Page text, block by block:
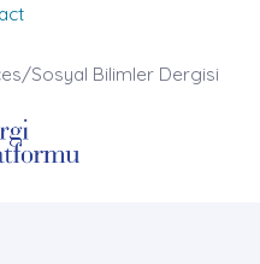
Sosyal Bilimler Dergisi